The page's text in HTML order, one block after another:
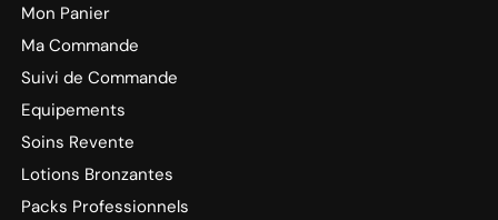
Mon Panier
Ma Commande
Suivi de Commande
Equipements
Soins Revente
Lotions Bronzantes
Packs Professionnels